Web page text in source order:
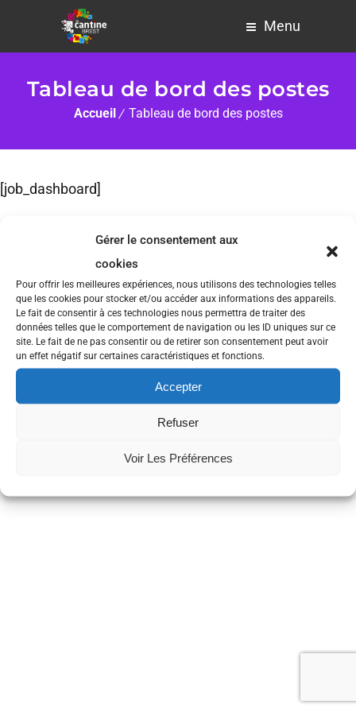
Gérer le consentement aux
cookies
Pour offrir les meilleures expériences, nous utilisons des technologies telles
que les cookies pour stocker et/ou accéder aux informations des appareils.
Le fait de consentir à ces technologies nous permettra de traiter des
données telles que le comportement de navigation ou les ID uniques sur ce
site. Le fait de ne pas consentir ou de retirer son consentement peut avoir
un effet négatif sur certaines caractéristiques et fonctions.
Accepter
Refuser
Voir Les Préférences
Menu
Tableau de bord des postes
Accueil Tableau de bord des postes
[job_dashboard]
© 2021 -Mention légales- Politique de confidentialité
Contact coworking : booking@lacantine-brest.net